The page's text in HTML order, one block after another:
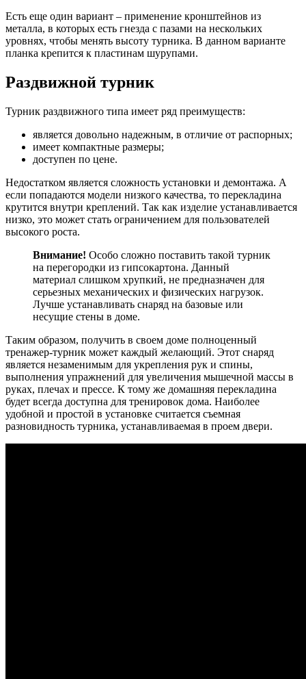
Есть еще один вариант – применение кронштейнов из
металла, в которых есть гнезда с пазами на нескольких
уровнях, чтобы менять высоту турника. В данном варианте
планка крепится к пластинам шурупами.
Раздвижной турник
Турник раздвижного типа имеет ряд преимуществ:
является довольно надежным, в отличие от распорных;
имеет компактные размеры;
доступен по цене.
Недостатком является сложность установки и демонтажа. А
если попадаются модели низкого качества, то перекладина
крутится внутри креплений. Так как изделие устанавливается
низко, это может стать ограничением для пользователей
высокого роста.
Внимание! Особо сложно поставить такой турник
на перегородки из гипсокартона. Данный
материал слишком хрупкий, не предназначен для
серьезных механических и физических нагрузок.
Лучше устанавливать снаряд на базовые или
несущие стены в доме.
Таким образом, получить в своем доме полноценный
тренажер-турник может каждый желающий. Этот снаряд
является незаменимым для укрепления рук и спины,
выполнения упражнений для увеличения мышечной массы в
руках, плечах и прессе. К тому же домашняя перекладина
будет всегда доступна для тренировок дома. Наиболее
удобной и простой в установке считается съемная
разновидность турника, устанавливаемая в проем двери.